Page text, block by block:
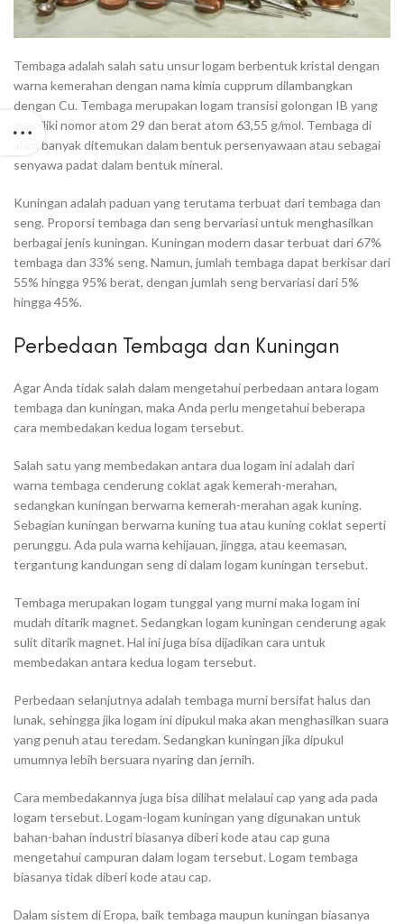
Tembaga adalah salah satu unsur logam berbentuk kristal dengan
warna kemerahan dengan nama kimia cupprum dilambangkan
dengan Cu. Tembaga merupakan logam transisi golongan IB yang
memiliki nomor atom 29 dan berat atom 63,55 g/mol. Tembaga di
alam banyak ditemukan dalam bentuk persenyawaan atau sebagai
senyawa padat dalam bentuk mineral.
Kuningan adalah paduan yang terutama terbuat dari tembaga dan
seng. Proporsi tembaga dan seng bervariasi untuk menghasilkan
berbagai jenis kuningan. Kuningan modern dasar terbuat dari 67%
tembaga dan 33% seng. Namun, jumlah tembaga dapat berkisar dari
55% hingga 95% berat, dengan jumlah seng bervariasi dari 5%
hingga 45%.
Perbedaan Tembaga dan Kuningan
Agar Anda tidak salah dalam mengetahui perbedaan antara logam
tembaga dan kuningan, maka Anda perlu mengetahui beberapa
cara membedakan kedua logam tersebut.
Salah satu yang membedakan antara dua logam ini adalah dari
warna tembaga cenderung coklat agak kemerah-merahan,
sedangkan kuningan berwarna kemerah-merahan agak kuning.
Sebagian kuningan berwarna kuning tua atau kuning coklat seperti
perunggu. Ada pula warna kehijauan, jingga, atau keemasan,
tergantung kandungan seng di dalam logam kuningan tersebut.
Tembaga merupakan logam tunggal yang murni maka logam ini
mudah ditarik magnet. Sedangkan logam kuningan cenderung agak
sulit ditarik magnet. Hal ini juga bisa dijadikan cara untuk
membedakan antara kedua logam tersebut.
Perbedaan selanjutnya adalah tembaga murni bersifat halus dan
lunak, sehingga jika logam ini dipukul maka akan menghasilkan suara
yang penuh atau teredam. Sedangkan kuningan jika dipukul
umumnya lebih bersuara nyaring dan jernih.
Cara membedakannya juga bisa dilihat melalaui cap yang ada pada
logam tersebut. Logam-logam kuningan yang digunakan untuk
bahan-bahan industri biasanya diberi kode atau cap guna
mengetahui campuran dalam logam tersebut. Logam tembaga
biasanya tidak diberi kode atau cap.
Dalam sistem di Eropa, baik tembaga maupun kuningan biasanya